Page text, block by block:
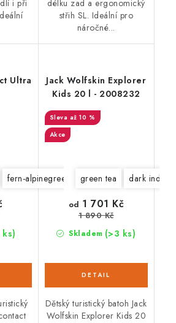
i při
délku zad a ergonomický
střih SL. Ideální pro
náročné...
Ultra
fern-alpinegreen
ks)
Jack Wolfskin Explorer
Kids 20 l - 2008232
až 10 %
Akce
green tea dark indigo
Skladem (>3 ks)
od 1 701 Kč
1 890 Kč
Dětský turistický batoh Jack
Wolfskin Explorer Kids 20